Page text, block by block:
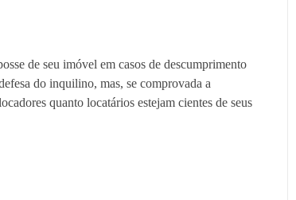
de seu imóvel em casos de descumprimento
do inquilino, mas, se comprovada a
quanto locatários estejam cientes de seus